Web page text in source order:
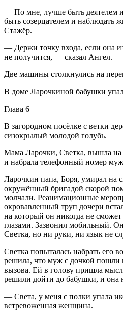
— По мне, лучше быть деятелем
быть созерцателем и наблюдать
Стажёр.
— Держи точку входа, если она
не получится, — сказал Ангел.
Две машины столкнулись на
В доме Ларочкиной бабушки
Глава 6
В загородном посёлке с ветки
сизокрылый молодой голубь.
Мама Ларочки, Светка, вышла
и набрала телефонный номер
Ларочкин папа, Боря, умирал на
окружённый бригадой скорой
молчали. Реанимационные
окровавленный труп дочери
на который он никогда не
глазами. Зазвонил мобильный.
Светка, но ни руки, ни язык не
Светка попыталась набрать его
решила, что муж с дочкой пошли
вызова. Ей в голову пришла
решили дойти до бабушки, и она
— Света, у меня с полки упала
встревоженная женщина.